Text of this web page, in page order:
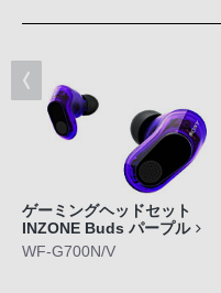
ゲーミングヘッドセット
INZONE Buds パープル
WF-G700N/V